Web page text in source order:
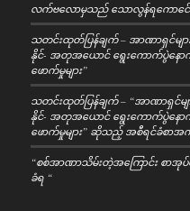
လက်ဗလောမှသည် သောလွန်ရကောင်
သတင်းထုတ်ပြန်ချက် – အာဏာရှင်မျ
နိုင်- အတုအယောင် ရွေးကောက်ပွဲနော
ဖောက်မှုများ”
သတင်းထုတ်ပြန်ချက် – “အာဏာရှင်မ
နိုင်- အတုအယောင် ရွေးကောက်ပွဲနော
ဖောက်မှုများ” ဆိုသည့် အစီရင်ခံစာအက
“စစ်အာဏာသိမ်းတဲ့အကြောင်း စာအု
ခံရ “